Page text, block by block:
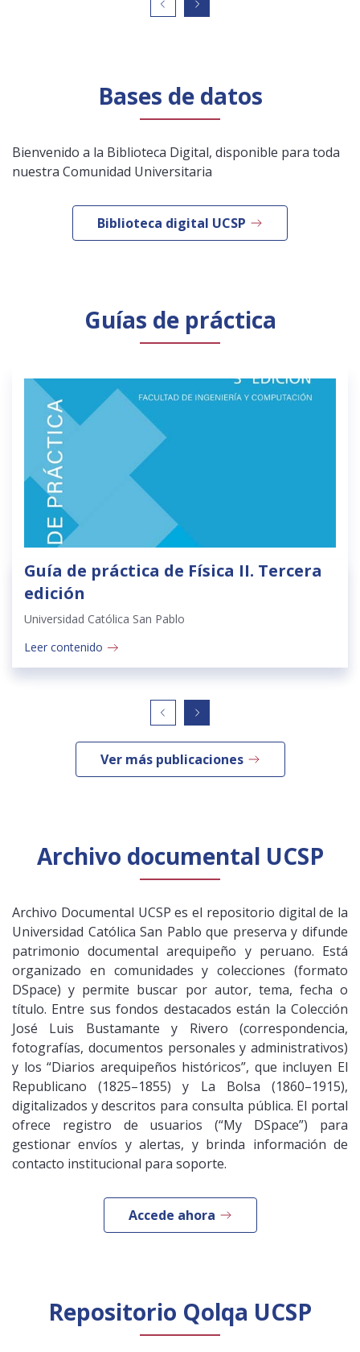
Bases de datos
Bienvenido a la Biblioteca Digital, disponible para toda
nuestra Comunidad Universitaria
Biblioteca digital UCSP
Guías de práctica
Guía de práctica de Física II. Tercera
edición
Universidad Católica San Pablo
Leer contenido
Ver más publicaciones
Archivo documental UCSP
Archivo Documental UCSP es el repositorio digital de la
Universidad Católica San Pablo que preserva y difunde
patrimonio documental arequipeño y peruano. Está
organizado en comunidades y colecciones (formato
DSpace) y permite buscar por autor, tema, fecha o
título. Entre sus fondos destacados están la Colección
José Luis Bustamante y Rivero (correspondencia,
fotografías, documentos personales y administrativos)
y los “Diarios arequipeños históricos”, que incluyen El
Republicano (1825–1855) y La Bolsa (1860–1915),
digitalizados y descritos para consulta pública. El portal
ofrece registro de usuarios (“My DSpace”) para
gestionar envíos y alertas, y brinda información de
contacto institucional para soporte.
Accede ahora
Repositorio Qolqa UCSP